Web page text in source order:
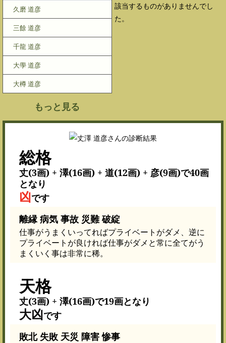
久磨 道彦
三餘 道彦
千龍 道彦
大學 道彦
大樽 道彦
もっと見る
該当するものがありませんでし
た。
総格
丈(3画) + 澤(16画) + 道(12画) + 彦(9画)で40画
となり
凶です
離縁 病気 事故 災難 破綻
仕事がうまくいってればプライベートがダメ、逆に
プライベートが良ければ仕事がダメと常に全てがう
まくいく事は非常に稀。
天格
丈(3画) + 澤(16画)で19画となり
大凶です
敗北 失敗 天災 障害 惨事